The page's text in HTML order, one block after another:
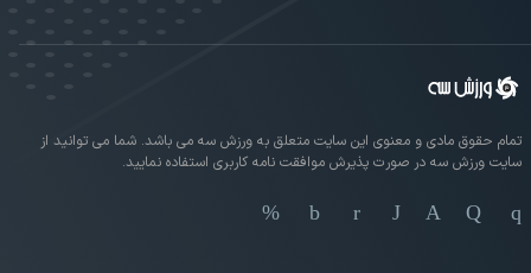
تمام حقوق مادی و معنوی این سایت متعلق به ورزش سه می باشد. شما می توانید از
سایت ورزش سه در صورت پذیرش موافقت نامه کاربری استفاده نمایید.